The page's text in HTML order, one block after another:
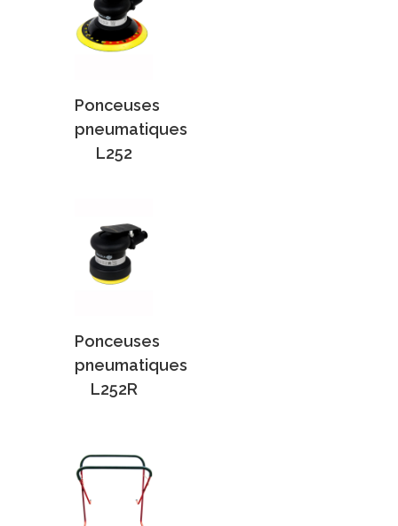
Ponceuses
pneumatiques
L252
Ponceuses
pneumatiques
L252R